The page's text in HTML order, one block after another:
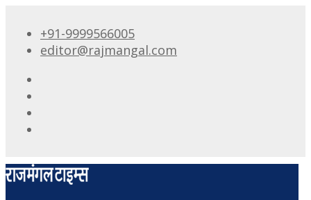
+91-9999566005
editor@rajmangal.com